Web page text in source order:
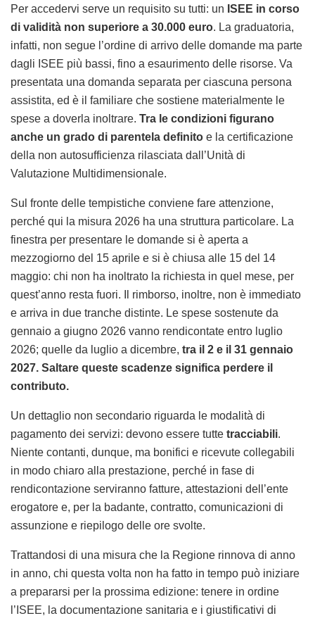
Per accedervi serve un requisito su tutti: un ISEE in corso
di validità non superiore a 30.000 euro. La graduatoria,
infatti, non segue l’ordine di arrivo delle domande ma parte
dagli ISEE più bassi, fino a esaurimento delle risorse. Va
presentata una domanda separata per ciascuna persona
assistita, ed è il familiare che sostiene materialmente le
spese a doverla inoltrare. Tra le condizioni figurano
anche un grado di parentela definito e la certificazione
della non autosufficienza rilasciata dall’Unità di
Valutazione Multidimensionale.
Sul fronte delle tempistiche conviene fare attenzione,
perché qui la misura 2026 ha una struttura particolare. La
finestra per presentare le domande si è aperta a
mezzogiorno del 15 aprile e si è chiusa alle 15 del 14
maggio: chi non ha inoltrato la richiesta in quel mese, per
quest’anno resta fuori. Il rimborso, inoltre, non è immediato
e arriva in due tranche distinte. Le spese sostenute da
gennaio a giugno 2026 vanno rendicontate entro luglio
2026; quelle da luglio a dicembre, tra il 2 e il 31 gennaio
2027. Saltare queste scadenze significa perdere il
contributo.
Un dettaglio non secondario riguarda le modalità di
pagamento dei servizi: devono essere tutte tracciabili.
Niente contanti, dunque, ma bonifici e ricevute collegabili
in modo chiaro alla prestazione, perché in fase di
rendicontazione serviranno fatture, attestazioni dell’ente
erogatore e, per la badante, contratto, comunicazioni di
assunzione e riepilogo delle ore svolte.
Trattandosi di una misura che la Regione rinnova di anno
in anno, chi questa volta non ha fatto in tempo può iniziare
a prepararsi per la prossima edizione: tenere in ordine
l’ISEE, la documentazione sanitaria e i giustificativi di